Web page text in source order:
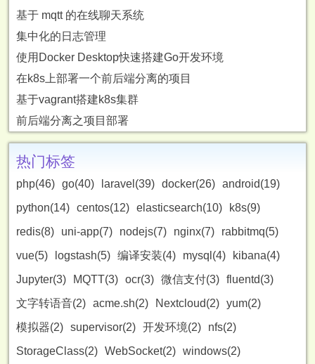
基于 mqtt 的在线聊天系统
集中化的日志管理
使用Docker Desktop快速搭建Go开发环境
在k8s上部署一个前后端分离的项目
基于vagrant搭建k8s集群
前后端分离之项目部署
热门标签
php(46) go(40) laravel(39) docker(26) android(19)
python(14) centos(12) elasticsearch(10)
k8s(9)
redis(8)
uni-app(7) nodejs(7) nginx(7)
rabbitmq(5)
vue(5)
logstash(5) 编译安装(4) mysql(4)
kibana(4)
Jupyter(3)
MQTT(3) ocr(3) 微信支付(3) fluentd(3)
文字转语音(2) acme.sh(2) Nextcloud(2) yum(2)
模拟器(2) supervisor(2) 开发环境(2)
nfs(2)
StorageClass(2) WebSocket(2) windows(2)